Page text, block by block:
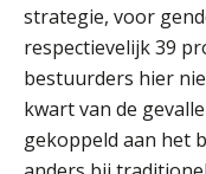
strategie, voor
respectievelijk 39
bestuurders hier
kwart van de
gekoppeld aan het